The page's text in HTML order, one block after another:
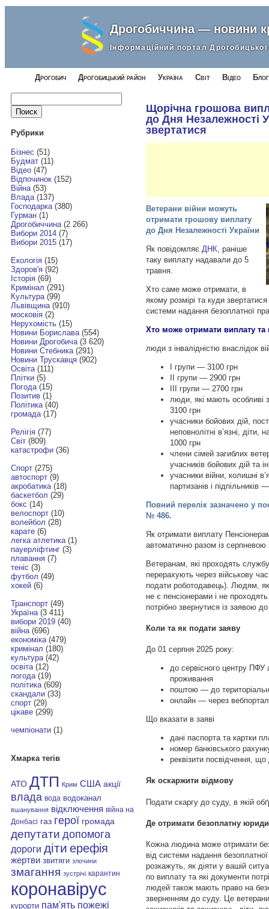
Дрогобиччина — новини
Інформаційний портал
Дрогобич Дрогобицький район Україна Світ Відео
Найти:
Рубрики
Бізнес (51)
Будмат(11)
Відео(47)
Відпочинок(152)
Війна(53)
Влада(137)
Господарка(380)
Гурман(1)
Дрогобиччина(2 266)
Вибори 2014(7)
Вибори 2015(17)
Екологія(15)
Здоров'я(92)
Історія(69)
Кримінал (291)
Культура(99)
Львівщина(910)
московія(2)
Нерухомість(15)
Новини Борислава(554)
Новини Дрогобича(3 620)
Новини Стебника(291)
Новини Трускавця(902)
Освіта(111)
Плітки(5)
Погода(15)
Позитив(1)
Політика(40)
громада(17)
Релігія(77)
Світ(809)
катастрофи(36)
Спорт(275)
автоспорт(9)
акробатика(18)
баскетбол (29)
бокс (14)
велоспорт(10)
волейбол (28)
карате(6)
легка атлетика(1)
пауерліфтинг(3)
плавання(7)
теніс (3)
футбол (49)
хокей(6)
Транспорт(49)
Україна(3 411)
вибори 2019(40)
війна(696)
економіка(479)
кримінал (180)
культура(42)
освіта(12)
погода(19)
політика(609)
скандали(33)
спорт(29)
цікаве(299)
чемпіонати(1)
Хмарка тегів
АТО ДТП Крим США акції
влада вода водоканал
вшанування відключення війна на
Донбасі газ герої громада
депутати допомога
дороги діти ерефія
жертви звитяги злочини
змагання зустрічі карантин
коронавірус
курорти пам'ять пожежі
Щорічна грошова
до Дня Незалежності
звертатися
Ветерани війни можуть
отримати грошову виплату
до Дня Незалежності України
Як повідомляє ДНК , раніше
таку виплату надавали до 5
травня.
Хто саме може отримати, в
якому розмірі та куди
системи надання безоплатної
Хто може отримати виплату та
люди з інвалідністю внаслідок
I групи — 3100 грн
II групи — 2900 грн
III групи — 2700 грн
люди, які мають
3100 грн
учасники бойових дій,
неповнолітні в’язні,
1000 грн
члени сімей загиблих
учасників бойових дій та
учасники війни, колишні
партизанів і підпільників
Повний перелік зазначено у
№ 486.
Як отримати виплату
автоматично разом із серпневою
Ветеранам, які проходять
перерахують через військову
подати роботодавець). Людям,
не є пенсіонерами і не
потрібно звернутися із заявою
Коли та як подати заяву
До 01 серпня 2025 року:
до сервісного центру
проживання
поштою — до
онлайн — через
Що вказати в заяві
дані паспорта та картки
номер банківського
реквізити посвідчення,
Як оскаржити відмову
Подати скаргу до суду, в якій
Де отримати безоплатну
Кожна людина може отримати
від системи надання
розкажуть, як діяти у вашій
по виплату та які документи
людей також мають право на
зверненням до суду. Це